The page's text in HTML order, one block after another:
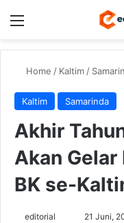
Menu
Home / Kaltim/
Kaltim Samarinda
Akhir
Akan Gelar
BK se-
editorial 21 Juni,